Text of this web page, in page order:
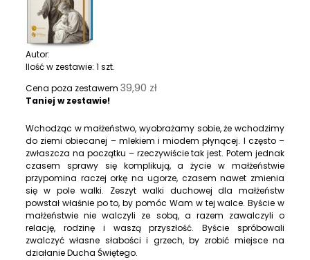
Autor:
Ilość w zestawie: 1 szt.
Cena poza zestawem 39,90 zł
Taniej w zestawie!
Wchodząc w małżeństwo, wyobrażamy sobie, że wchodzimy
do ziemi obiecanej – mlekiem i miodem płynącej. I często –
zwłaszcza na początku – rzeczywiście tak jest. Potem jednak
czasem sprawy się komplikują, a życie w małżeństwie
przypomina raczej orkę na ugorze, czasem nawet zmienia
się w pole walki. Zeszyt walki duchowej dla małżeństw
powstał właśnie po to, by pomóc Wam w tej walce. Byście w
małżeństwie nie walczyli ze sobą, a razem zawalczyli o
relację, rodzinę i waszą przyszłość. Byście spróbowali
zwalczyć własne słabości i grzech, by zrobić miejsce na
działanie Ducha Świętego.